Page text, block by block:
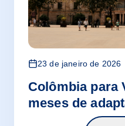
23 de janeiro de 2026
Colômbia para
meses de